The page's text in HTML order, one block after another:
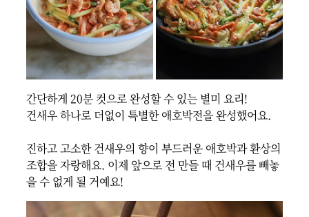
간단하게 20분 컷으로 완성할 수 있는 별미 요리!
건새우 하나로 더없이 특별한 애호박전을 완성했어요.
진하고 고소한 건새우의 향이 부드러운 애호박과 환상의
조합을 자랑해요. 이제 앞으로 전 만들 때 건새우를 빼놓
을 수 없게 될 거예요!